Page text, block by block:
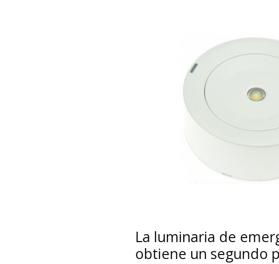
La luminaria de
obtiene un segundo